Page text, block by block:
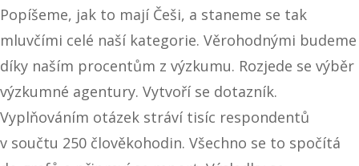
Popíšeme, jak to mají Češi, a staneme se tak
mluvčími celé naší kategorie. Věrohodnými budeme
díky naším procentům z výzkumu. Rozjede se výběr
výzkumné agentury. Vytvoří se dotazník.
Vyplňováním otázek stráví tisíc respondentů
v součtu 250 člověkohodin. Všechno se to spočítá